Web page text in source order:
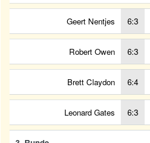
Geert Nentjes 6:3
Robert Owen 6:3
Brett Claydon 6:4
Leonard Gates 6:3